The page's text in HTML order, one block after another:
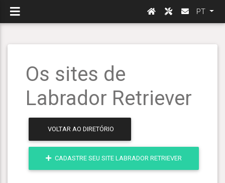
PT
Os sites de
Labrador Retriever
VOLTAR AO DIRETÓRIO
CADASTRE SEU SITE LABRADOR RETRIEVER